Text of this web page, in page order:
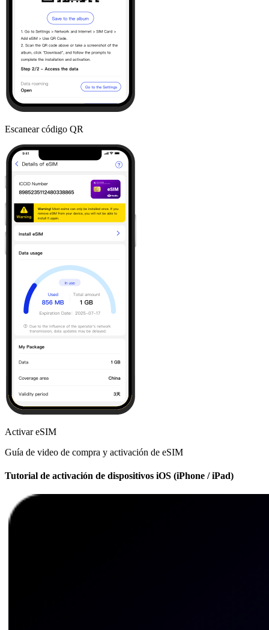
Escanear código QR
Activar eSIM
Guía de video de compra y activación de eSIM
Tutorial de activación de dispositivos iOS (iPhone / iPad)